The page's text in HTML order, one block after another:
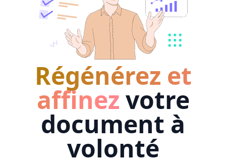
Régénérez et
affinez votre
document à
volonté